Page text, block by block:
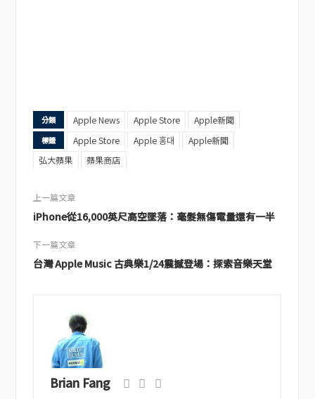
分類 Apple News Apple Store Apple新聞
標籤 Apple Store Apple 홍대
Apple新聞
弘大蘋果
蘋果商店
上一篇文章
iPhone從16,000英尺高空墜落：毫髮無傷電量還有一半
下一篇文章
台灣 Apple Music 古典樂1/24震撼登場：探索音樂天堂
Brian Fang